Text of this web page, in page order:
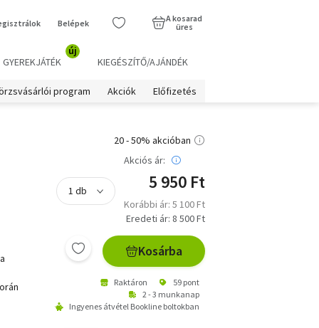
Belépek
A kosarad
üres
GYEREKJÁTÉK
új
KIEGÉSZÍTŐ/AJÁNDÉK
program Akciók Előfizetés
20 - 50% akcióban
Akciós ár:
5 950 Ft
Korábbi ár: 5 100 Ft
Eredeti ár: 8 500 Ft
Kosárba
Raktáron
59 pont
2 - 3 munkanap
Ingyenes átvétel Bookline boltokban